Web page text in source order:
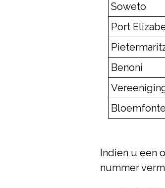
Soweto
Port
Benoni
Indien u een
nummer